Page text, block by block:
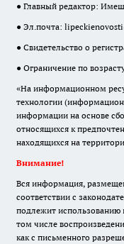
● Главный редактор:
● Эл.почта:
● Свидетельство о
● Ограничение по
«На информационном
технологии
информации на основе
относящихся к
находящихся на
Внимание!
Вся информация,
соответствии с
подлежит
том числе
как с письменного